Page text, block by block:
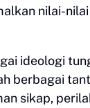
nilai-
ideologi
berbagai
sikap,